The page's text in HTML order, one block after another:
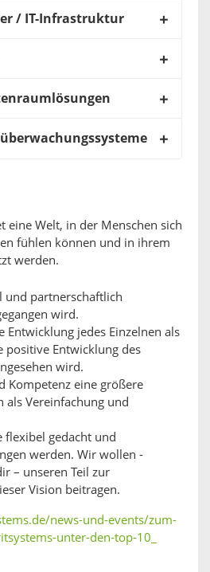
/ IT-Infrastruktur
eine Welt, in der Menschen sich
fühlen können und in ihrem
werden.
und partnerschaftlich
wird.
Entwicklung jedes Einzelnen als
positive Entwicklung des
wird.
Kompetenz eine größere
als Vereinfachung und
flexibel gedacht und
werden. Wir wollen -
– unseren Teil zur
Vision beitragen.
news-und-events/zum-
unter-den-top-10_